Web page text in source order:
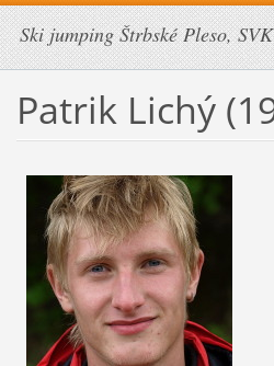
Ski jumping Štrbské Pleso, SVK
Patrik Lichý